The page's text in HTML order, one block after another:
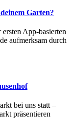
Garten?
App-basierten
aufmerksam durch
bei uns statt –
präsentieren